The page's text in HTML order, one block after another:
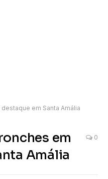
em Santa Amália
em
Amália
0